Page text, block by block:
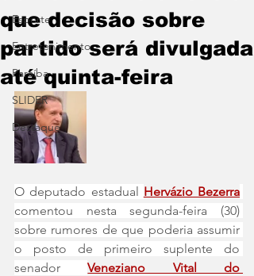
Esporte
Entretenimento
Paraíba
SLIDER
Destaque
que decisão sobre
partido será divulgada
até quinta-feira
O deputado estadual Hervázio Bezerra
comentou nesta segunda-feira (30)
sobre rumores de que poderia assumir
o posto de primeiro suplente do
senador Veneziano Vital do